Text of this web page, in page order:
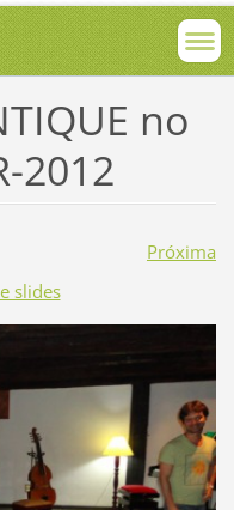
no
2012
Próxima
slides